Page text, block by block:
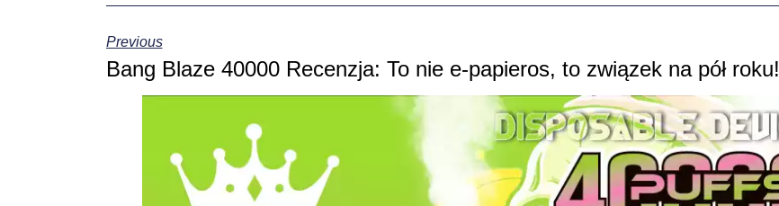
Previous
Bang Blaze 40000 Recenzja: To nie e-papieros, to związek na pół roku!